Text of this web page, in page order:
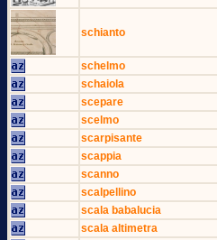
schianto
schelmo
schaiola
scepare
scelmo
scarpisante
scappia
scanno
scalpellino
scala babalucia
scala altimetra